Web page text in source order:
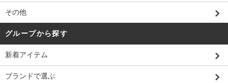
その他
グループから探す
新着アイテム
ブランドで選ぶ